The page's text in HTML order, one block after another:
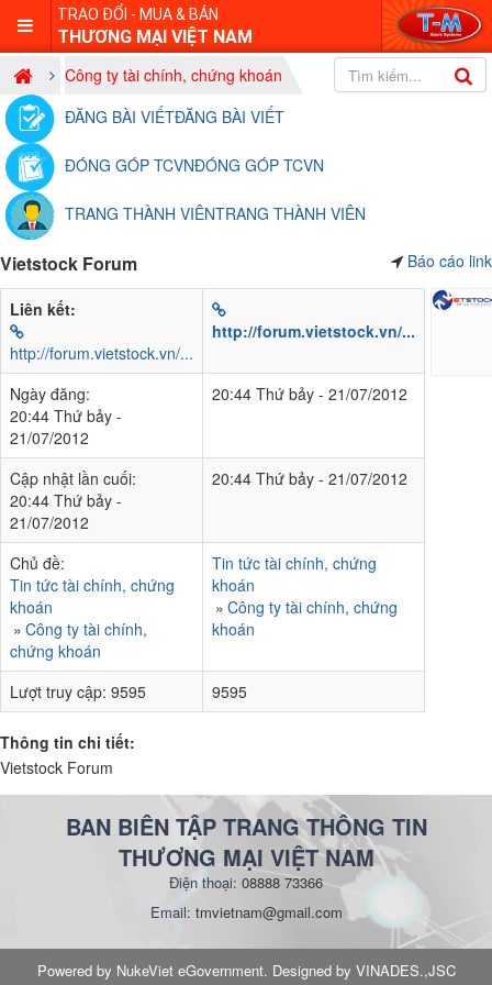
TRAO ĐỔI - MUA & BÁN
THƯƠNG MẠI VIỆT NAM
Công ty tài chính, chứng khoán
ĐĂNG BÀI VIẾTĐĂNG BÀI VIẾT
ĐÓNG GÓP TCVNĐÓNG GÓP TCVN
TRANG THÀNH VIÊNTRANG THÀNH VIÊN
Báo cáo link
Vietstock Forum
Liên kết:
http://forum.vietstock.vn/...
http://forum.vietstock.vn/...
Ngày đăng:
20:44 Thứ bảy -
21/07/2012
20:44 Thứ bảy - 21/07/2012
Cập nhật lần cuối:
20:44 Thứ bảy -
21/07/2012
20:44 Thứ bảy - 21/07/2012
Chủ đề:
Tin tức tài chính, chứng
khoán
Công ty tài chính,
chứng khoán
Tin tức tài chính, chứng
khoán
Công ty tài chính, chứng
khoán
Lượt truy cập: 9595 9595
Thông tin chi tiết:
Vietstock Forum
BAN BIÊN TẬP TRANG THÔNG TIN
THƯƠNG MẠI VIỆT NAM
Điện thoại: 08888 73366
Email: tmvietnam@gmail.com
Powered by NukeViet eGovernment. Designed by VINADES.,JSC